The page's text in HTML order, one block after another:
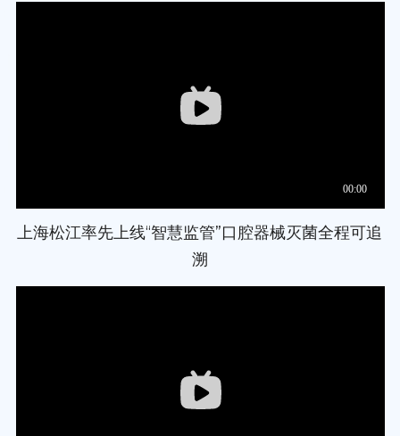
上海松江率先上线“智慧监管”口腔器械灭菌全程可追
溯